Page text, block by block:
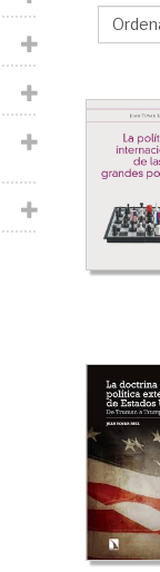
Juan